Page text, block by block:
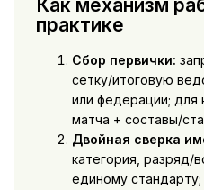
Как механизм
практике
Сбор первички:
сетку/итоговую
или федерации; для
матча + составы/
Двойная сверка
категория, разряд/
единому